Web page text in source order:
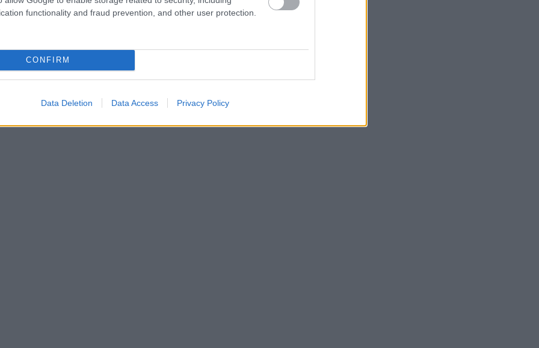
functionality and fraud prevention, and other user protection.
CONFIRM
Data Deletion Data Access Privacy Policy